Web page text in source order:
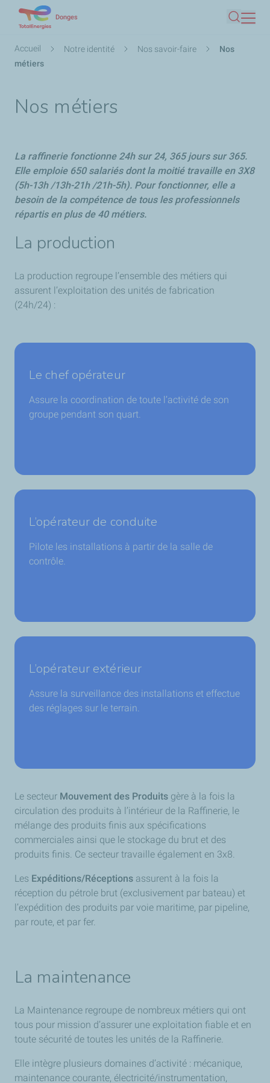
contenu
Donges
Fil
d'Ariane
Accueil Notre identité Nos savoir-faire
Nos
métiers
Nos métiers
La raffinerie fonctionne 24h sur 24, 365 jours sur 365.
Elle emploie 650 salariés dont la moitié travaille en 3X8
(5h-13h /13h-21h /21h-5h). Pour fonctionner, elle a
besoin de la compétence de tous les professionnels
répartis en plus de 40 métiers.
La production
La production regroupe l’ensemble des métiers qui
assurent l’exploitation des unités de fabrication
(24h/24) :
Le chef opérateur
Assure la coordination de toute l’activité de son
groupe pendant son quart.
L’opérateur de conduite
Pilote les installations à partir de la salle de
contrôle.
L’opérateur extérieur
Assure la surveillance des installations et effectue
des réglages sur le terrain.
Le secteur Mouvement des Produits gère à la fois la
circulation des produits à l’intérieur de la Raffinerie, le
mélange des produits finis aux spécifications
commerciales ainsi que le stockage du brut et des
produits finis. Ce secteur travaille également en 3x8.
Les Expéditions/Réceptions assurent à la fois la
réception du pétrole brut (exclusivement par bateau) et
l’expédition des produits par voie maritime, par pipeline,
par route, et par fer.
La maintenance
La Maintenance regroupe de nombreux métiers qui ont
tous pour mission d’assurer une exploitation fiable et en
toute sécurité de toutes les unités de la Raffinerie.
Elle intègre plusieurs domaines d’activité : mécanique,
maintenance courante, électricité/instrumentation,